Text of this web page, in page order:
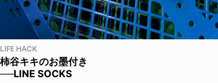
LIFE HACK
柿谷キキのお墨付き
──LINE SOCKS